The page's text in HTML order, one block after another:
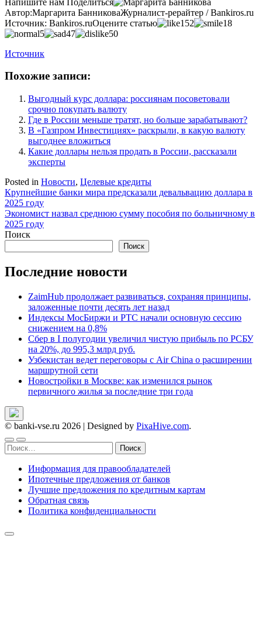
Автор:Маргарита БанниковаЖурналист-рерайтер / Bankiros.ru
Источник: Bankiros.ruОцените статью 152
18
5
47
50
Источник
Похожие записи:
Выгодный курс доллара: россиянам посоветовали
срочно покупать валюту
Где в России меньше тратят, но больше зарабатывают?
В «Газпром Инвестициях» раскрыли, в какую валюту
выгоднее вложиться
Какие доллары нельзя продать в России, рассказали
эксперты
Posted in Новости, Целевые кредиты
Навигация
по
записям
Крупнейшие банки мира предсказали девальвацию доллара в
2025 году
Экономист назвал среднюю сумму пособия по больничному в
2025 году
Поиск
Поиск
Последние новости
ZaimHub продолжает развиваться, сохраняя принципы,
заложенные почти десять лет назад
Индексы МосБиржи и РТС начали основную сессию
снижением на 0,8%
Сбер в I полугодии увеличил чистую прибыль по РСБУ
на 20%, до 995,3 млрд руб.
Узбекистан ведет переговоры с Air China о расширении
маршрутной сети
Новостройки в Москве: как изменился рынок
первичного жилья за последние три года
© banki-vse.ru 2026 | Designed by PixaHive.com.
Найти:
Информация для правообладателей
Ипотечные предложения от банков
Лучшие предложения по кредитным картам
Обратная связь
Политика конфиденциальности